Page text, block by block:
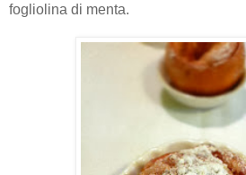
fogliolina di menta.